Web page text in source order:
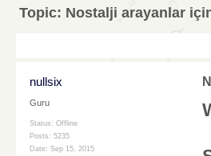
Topic: Nostalji arayanlar
nullsix
Guru
Status: Offline
Posts: 5235
Date: Sep 15, 2015